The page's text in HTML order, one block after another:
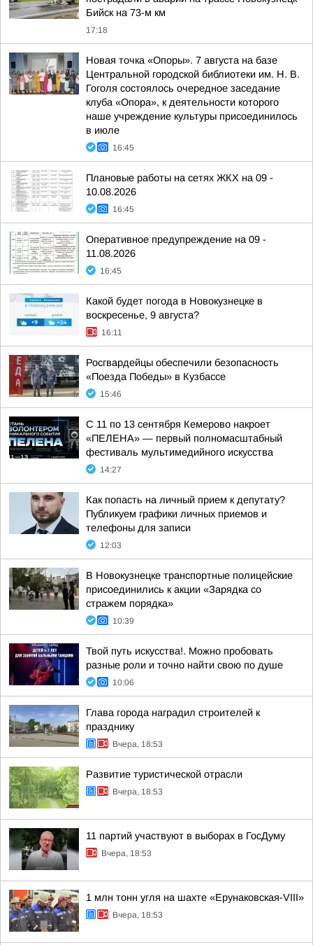
Бийск на 73-м км
17:18
Новая точка «Опоры». 7 августа на базе
Центральной городской библиотеки им. Н. В.
Гоголя состоялось очередное заседание
клуба «Опора», к деятельности которого
наше учреждение культуры присоединилось
в июле
16:45
Плановые работы на сетях ЖКХ на 09 -
10.08.2026
16:45
Оперативное предупреждение на 09 -
11.08.2026
16:45
Какой будет погода в Новокузнецке в
воскресенье, 9 августа?
16:11
Росгвардейцы обеспечили безопасность
«Поезда Победы» в Кузбассе
15:46
С 11 по 13 сентября Кемерово накроет
«ПЕЛЕНА» — первый полномасштабный
фестиваль мультимедийного искусства
14:27
Как попасть на личный прием к депутату?
Публикуем графики личных приемов и
телефоны для записи
12:03
В Новокузнецке транспортные полицейские
присоединились к акции «Зарядка со
стражем порядка»
10:39
Твой путь искусства!. Можно пробовать
разные роли и точно найти свою по душе
10:06
Глава города наградил строителей к
празднику
Вчера, 18:53
Развитие туристической отрасли
Вчера, 18:53
11 партий участвуют в выборах в ГосДуму
Вчера, 18:53
1 млн тонн угля на шахте «Ерунаковская-VIII»
Вчера, 18:53